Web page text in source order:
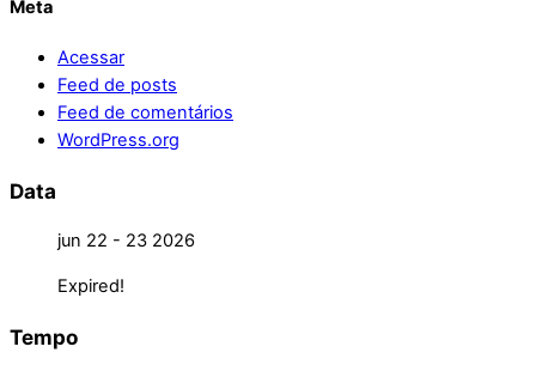
Meta
Acessar
Feed de posts
Feed de comentários
WordPress.org
Data
jun 22 - 23 2026
Expired!
Tempo